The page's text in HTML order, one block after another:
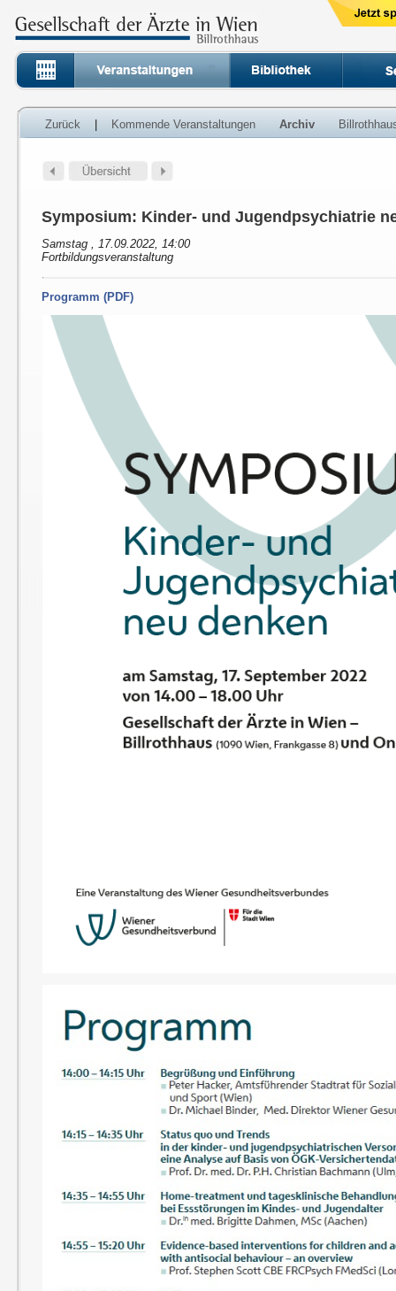
Zurück Kommende Veranstaltungen Archiv
Symposium: Kinder- und Jugendpsychiatrie
Samstag , 17.09.2022, 14:00
Fortbildungsveranstaltung
Programm (PDF)